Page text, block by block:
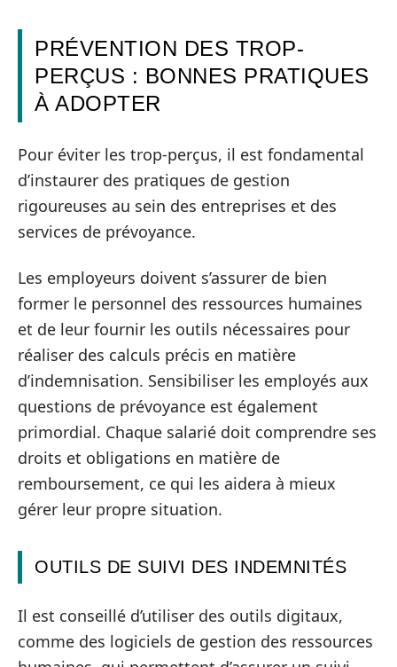
PRÉVENTION DES TROP-
PERÇUS : BONNES PRATIQUES
À ADOPTER
Pour éviter les trop-perçus, il est fondamental
d’instaurer des pratiques de gestion
rigoureuses au sein des entreprises et des
services de prévoyance.
Les employeurs doivent s’assurer de bien
former le personnel des ressources humaines
et de leur fournir les outils nécessaires pour
réaliser des calculs précis en matière
d’indemnisation. Sensibiliser les employés aux
questions de prévoyance est également
primordial. Chaque salarié doit comprendre ses
droits et obligations en matière de
remboursement, ce qui les aidera à mieux
gérer leur propre situation.
OUTILS DE SUIVI DES INDEMNITÉS
Il est conseillé d’utiliser des outils digitaux,
comme des logiciels de gestion des ressources